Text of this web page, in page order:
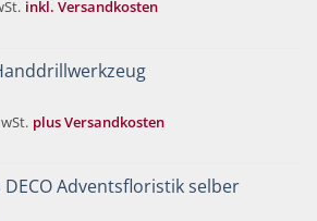
inkl. Versandkosten
plus Versandkosten
DECO Adventsfloristik selber